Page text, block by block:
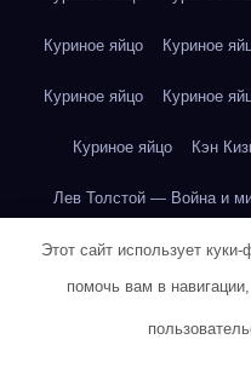
Куриное яйцо Куриное
Куриное яйцо Куриное
Куриное яйцо Кэн
Лев Толстой — Война и
Лев Толстой — Война и
Лев Толстой — Война и
Этот сайт использует
помочь вам в